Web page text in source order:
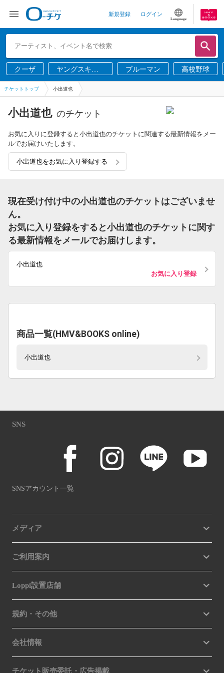
新規登録 ログイン
Language
クーザ
ヤングスキニ
ー
ブルーマン 高校野球
チケットトップ 小出道也
小出道也 のチケット
お気に入りに登録すると小出道也のチケットに関連する最新情報をメー
ルでお届けいたします。
小出道也をお気に入り登録する
現在受け付け中の小出道也のチケットはございませ
ん。
お気に入り登録をすると小出道也のチケットに関す
る最新情報をメールでお届けします。
小出道也
お気に入り登録
商品一覧(HMV&BOOKS online)
小出道也
SNS
SNSアカウント一覧
メディア
ご利用案内
Loppi設置店舗
規約・その他
会社情報
チケット販売委託・広告掲載